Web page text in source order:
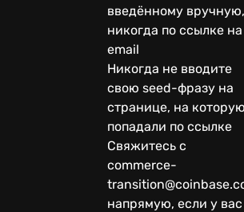
введённому вручную,
никогда по ссылке на
email
Никогда не вводите
свою seed-фразу на
странице, на которую
попадали по ссылке
Свяжитесь с
commerce-
напрямую, если у вас